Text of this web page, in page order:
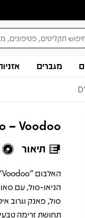
מגברים
– Voodoo
תיאור
הניאו-סול, עם
סול, פאנק וגרוב
תחושת זרימה